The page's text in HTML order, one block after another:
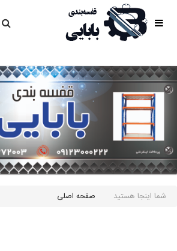
محصولات
مقالات
درباره
تماس
باما
اینستاگرام
سایر
لینک
شما اینجا هستید صفحه اصلی